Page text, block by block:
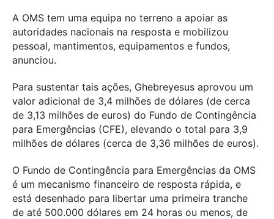
A OMS tem uma equipa no terreno a apoiar as
autoridades nacionais na resposta e mobilizou
pessoal, mantimentos, equipamentos e fundos,
anunciou.
Para sustentar tais ações, Ghebreyesus aprovou um
valor adicional de 3,4 milhões de dólares (de cerca
de 3,13 milhões de euros) do Fundo de Contingência
para Emergências (CFE), elevando o total para 3,9
milhões de dólares (cerca de 3,36 milhões de euros).
O Fundo de Contingência para Emergências da OMS
é um mecanismo financeiro de resposta rápida, e
está desenhado para libertar uma primeira tranche
de até 500.000 dólares em 24 horas ou menos, de